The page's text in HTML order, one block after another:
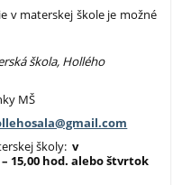
v materskej škole je možné
škola, Hollého
MŠ
školy:v
15,00 hod. alebo štvrtok